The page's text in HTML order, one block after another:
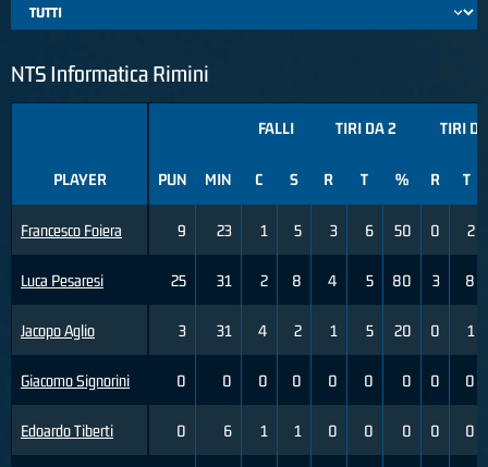
NTS Informatica Rimini
PLAYER
Francesco Foiera
Luca Pesaresi
Jacopo Aglio
Giacomo Signorini
Edoardo Tiberti
FALLI TIRI DA 2 TIRI
PUN MIN C S R T % R T
9 23 1 5 3 6 50 0 2
25 31 2 8 4 5 80 3 8
3 31 4 2 1 5 20 0 1
0 0 0 0 0 0 0 0 0
0 6 1 1 0 0 0 0 0